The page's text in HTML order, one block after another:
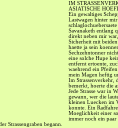
IM
ASIATISCHE
Ein gewaltiges
Lastwagen hinter
Savanaketh entlang
direkt neben mir
Sicherheit mit
haette ja sein
Sechzehntonner
eine solche Hupe
entfernt ertoente,
waehrend ein
mein Magen heftig
Im Strassenverkehr,
bemerkt, hoerte die
Jede Strasse war in
gewann, wer die
kleinen Luecken im
konnte. Ein
Moeglichkeit einer
immer noch ein paar
Strassengraben begann.